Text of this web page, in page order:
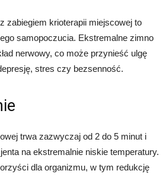
zabiegiem krioterapii miejscowej to
samopoczucia. Ekstremalne zimno
nerwowy, co może przynieść ulgę
stres czy bezsenność.
trwa zazwyczaj od 2 do 5 minut i
na ekstremalnie niskie temperatury.
dla organizmu, w tym redukcję